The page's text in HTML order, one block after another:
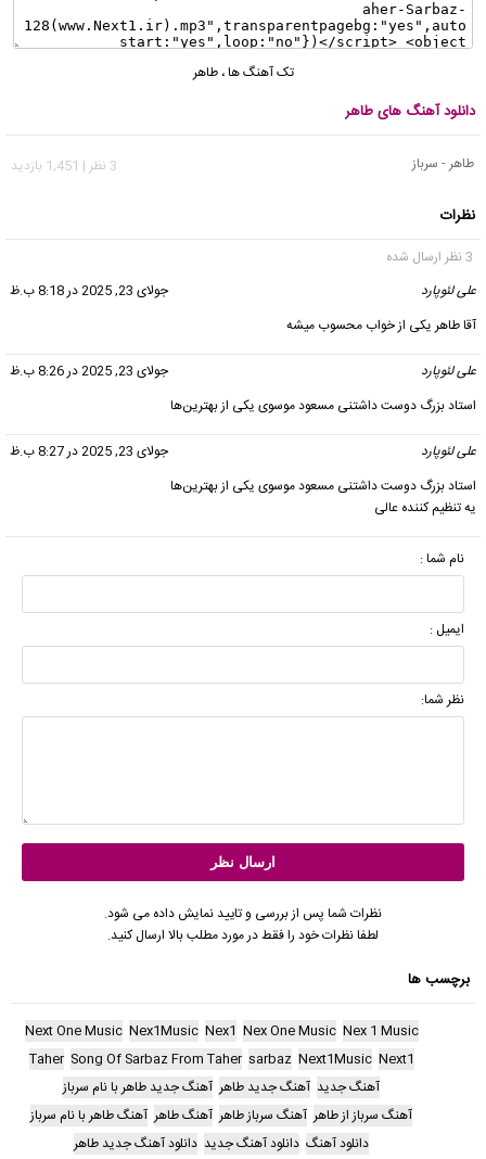
تک آهنگ ها،طاهر
دانلود آهنگ های طاهر
طاهر - سرباز 3 نظر | 1,451 بازدید
نظرات
3 نظر ارسال شده
علی لئوپارد
جولای 23, 2025 در 8:18 ب.ظ
آقا طاهر یکی از خواب محسوب میشه
علی لئوپارد
جولای 23, 2025 در 8:26 ب.ظ
استاد بزرگ دوست داشتنی مسعود موسوی یکی از بهترین‌ها
علی لئوپارد
جولای 23, 2025 در 8:27 ب.ظ
استاد بزرگ دوست داشتنی مسعود موسوی یکی از بهترین‌ها
یه تنظیم کننده عالی
نام شما :
ایمیل :
نظر شما:
نظرات شما پس از بررسی و تایید نمایش داده می شود.
لطفا نظرات خود را فقط در مورد مطلب بالا ارسال کنید.
برچسب ها
Nex 1 Music
Nex One Music
Nex1
Nex1Music
Next One Music
Next1
Next1Music
sarbaz
Song Of Sarbaz From Taher
Taher
آهنگ جدید آهنگ جدید طاهر آهنگ جدید طاهر با نام سرباز
آهنگ سرباز از طاهر آهنگ سرباز طاهر آهنگ طاهر آهنگ طاهر با نام سرباز
دانلود آهنگ دانلود آهنگ جدید دانلود آهنگ جدید طاهر